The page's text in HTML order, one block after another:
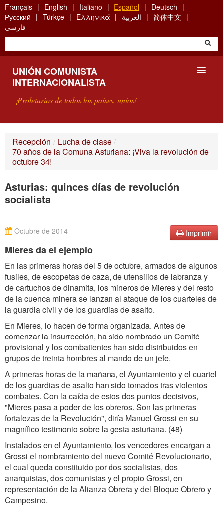
Skip
to
main
content
Français English Italiano Español
Deutsch
Русский
Türkçe Ελληνικά العربية
简体中文
فارسی
UNIÓN COMUNISTA
INTERNACIONALISTA
¡Proletarios de todos los países, uníos!
¿QUÉ ES LA UCI?
CONTACTARNOS
Recepción / Lucha de clase /
70 años de la Comuna Asturiana: ¡Viva la revolución de
octubre 34!
Asturias: quinces días de revolución
socialista
Imprimir
Octubre de 2014
Mieres da el ejemplo
En las primeras horas del 5 de octubre, armados de algunos
fusiles, de escopetas de caza, de utensilios de labranza y
de cartuchos de dinamita, los mineros de Mieres y del resto
de la cuenca minera se lanzan al ataque de los cuarteles de
la guardia civil y de los guardias de asalto.
En Mieres, lo hacen de forma organizada. Antes de
comenzar la insurrección, ha sido nombrado un Comité
provisional y los combatientes han sido distribuidos en
grupos de treinta hombres al mando de un jefe.
A primeras horas de la mañana, el Ayuntamiento y el cuartel
de los guardias de asalto han sido tomados tras violentos
combates. Con la caída de estos dos puntos decisivos,
"Mieres pasa a poder de los obreros. Son las primeras
fortalezas de la Revolución", diría Manuel Grossi en su
magnífico testimonio sobre la gesta asturiana. (48)
Instalados en el Ayuntamiento, los vencedores encargan a
Grossi el nombramiento del nuevo Comité Revolucionario,
el cual queda constituido por dos socialistas, dos
anarquistas, dos comunistas y el propio Grossi, en
representación de la Alianza Obrera y del Bloque Obrero y
Campesino.